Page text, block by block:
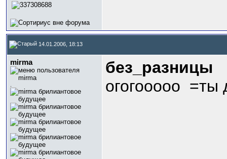
14.01.2006, 18:13
mirma
без_разницы
огогооооо =ты